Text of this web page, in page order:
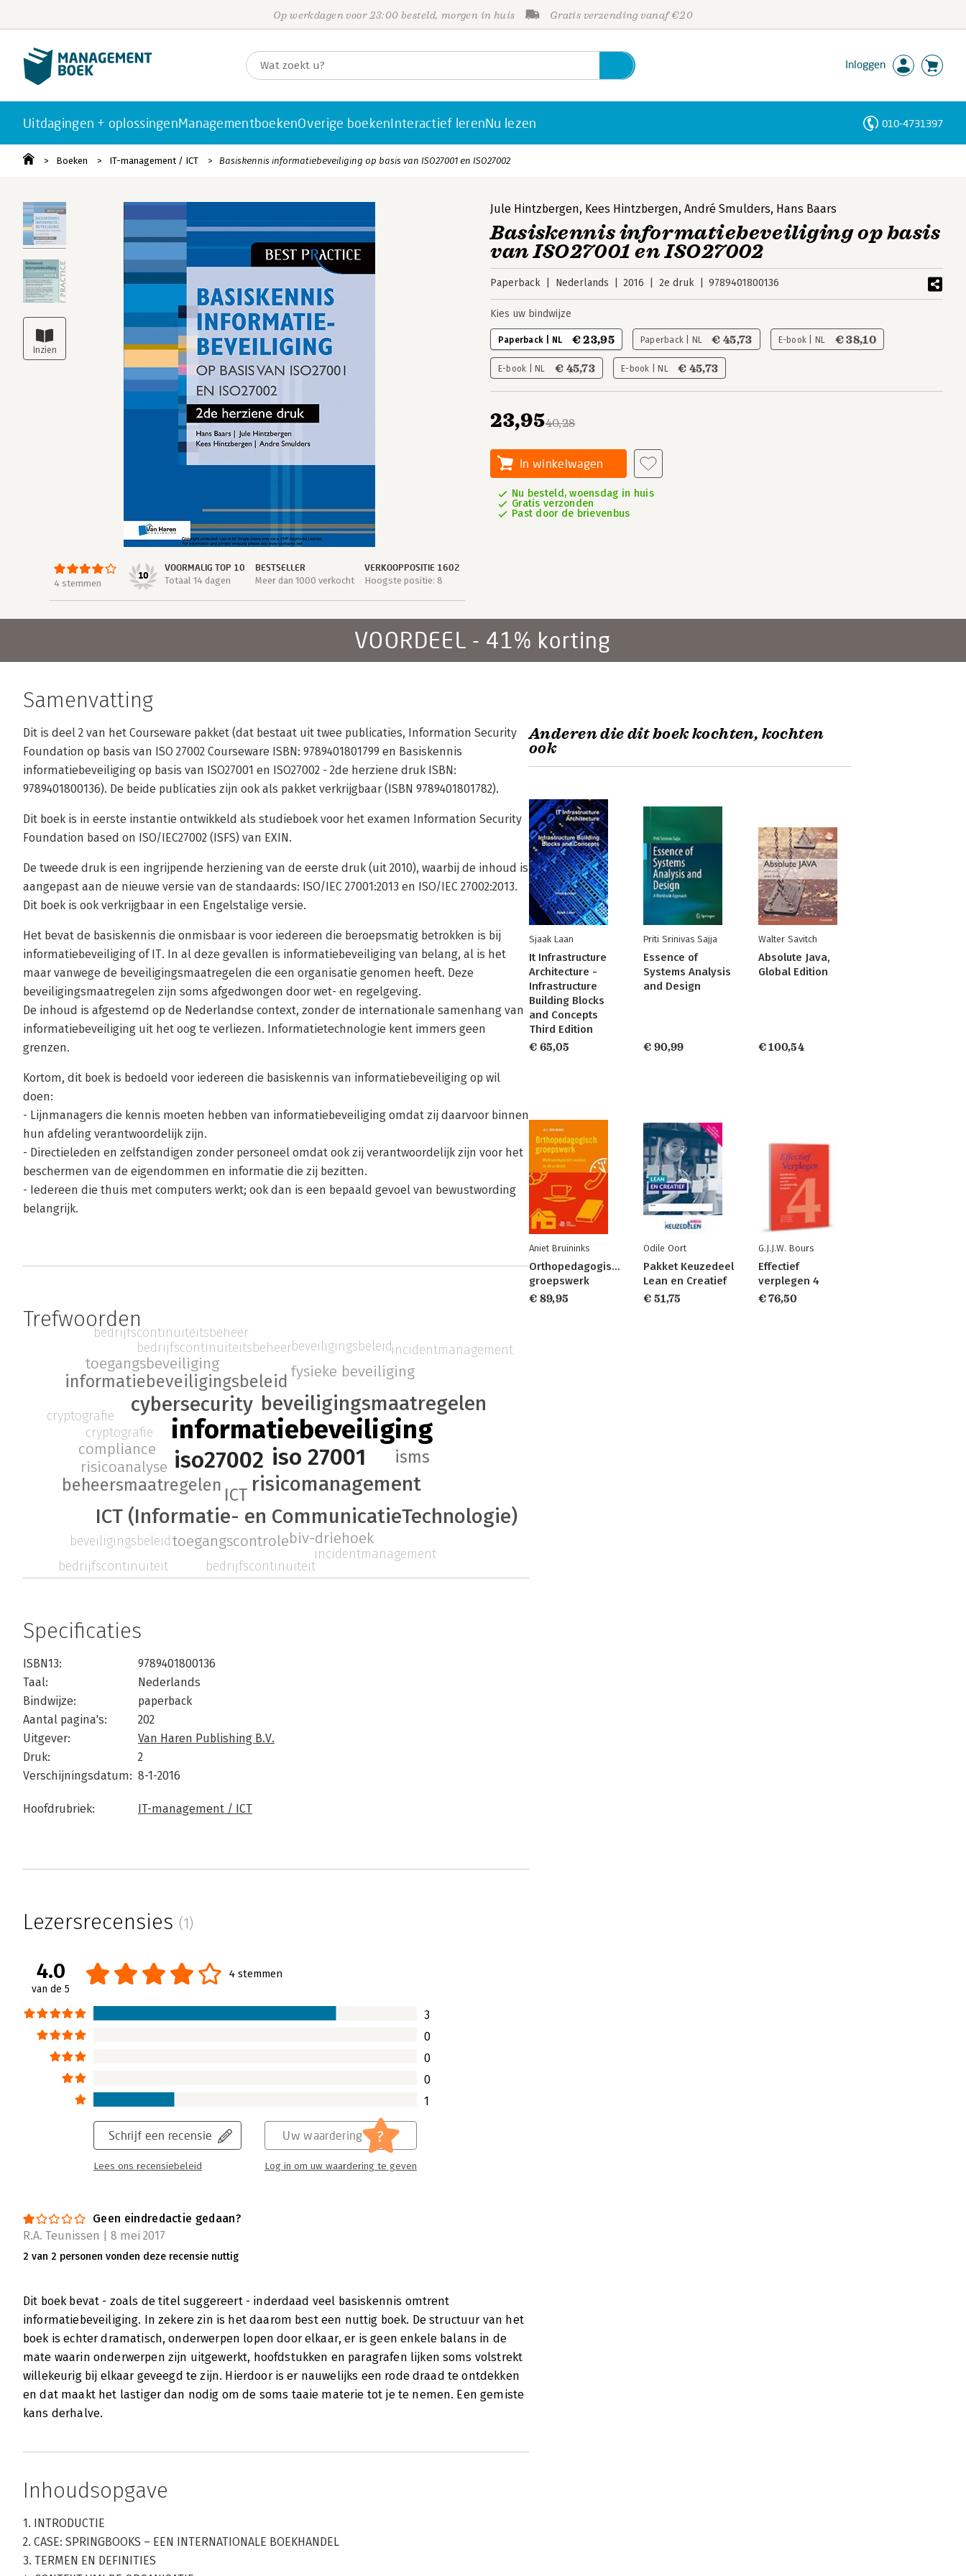
Op werkdagen voor 23:00 besteld, morgen in huis Gratis verzending vanaf €20
Inloggen
Uitdagingen + oplossingenManagementboekenOverige boekenInteractief lerenNu lezen 010-4731397
Boeken IT-management / ICT Basiskennis informatiebeveiliging op basis van ISO27001 en ISO27002
4 stemmen
10
VOORMALIG TOP 10
Totaal 14 dagen
BESTSELLER
Meer dan 1000 verkocht
VERKOOPPOSITIE 1602
Hoogste positie: 8
Jule Hintzbergen, Kees Hintzbergen, André Smulders, Hans Baars
Basiskennis informatiebeveiliging op basis
van ISO27001 en ISO27002
Paperback Nederlands 2016 2e druk 9789401800136
Kies uw bindwijze
Paperback | NL € 23,95 Paperback | NL € 45,73 E-book | NL € 38,10
E-book | NL € 45,73 E-book | NL € 45,73
40,28
23,95
In winkelwagen
Nu besteld, woensdag in huis
Gratis verzonden
Past door de brievenbus
VOORDEEL - 41% korting
Samenvatting
Dit is deel 2 van het Courseware pakket (dat bestaat uit twee publicaties, Information Security
Foundation op basis van ISO 27002 Courseware ISBN: 9789401801799 en Basiskennis
informatiebeveiliging op basis van ISO27001 en ISO27002 - 2de herziene druk ISBN:
9789401800136). De beide publicaties zijn ook als pakket verkrijgbaar (ISBN 9789401801782).
Dit boek is in eerste instantie ontwikkeld als studieboek voor het examen Information Security
Foundation based on ISO/IEC27002 (ISFS) van EXIN.
De tweede druk is een ingrijpende herziening van de eerste druk (uit 2010), waarbij de inhoud is
aangepast aan de nieuwe versie van de standaards: ISO/IEC 27001:2013 en ISO/IEC 27002:2013.
Dit boek is ook verkrijgbaar in een Engelstalige versie.
Het bevat de basiskennis die onmisbaar is voor iedereen die beroepsmatig betrokken is bij
informatiebeveiliging of IT. In al deze gevallen is informatiebeveiliging van belang, al is het
maar vanwege de beveiligingsmaatregelen die een organisatie genomen heeft. Deze
beveiligingsmaatregelen zijn soms afgedwongen door wet- en regelgeving.
De inhoud is afgestemd op de Nederlandse context, zonder de internationale samenhang van
informatiebeveiliging uit het oog te verliezen. Informatietechnologie kent immers geen
grenzen.
Kortom, dit boek is bedoeld voor iedereen die basiskennis van informatiebeveiliging op wil
doen:
- Lijnmanagers die kennis moeten hebben van informatiebeveiliging omdat zij daarvoor binnen
hun afdeling verantwoordelijk zijn.
- Directieleden en zelfstandigen zonder personeel omdat ook zij verantwoordelijk zijn voor het
beschermen van de eigendommen en informatie die zij bezitten.
- Iedereen die thuis met computers werkt; ook dan is een bepaald gevoel van bewustwording
belangrijk.
Trefwoorden
informatiebeveiliging
iso 27001
iso27002
risicomanagement
cybersecurity
ICT (Informatie- en CommunicatieTechnologie)
beveiligingsmaatregelen
ICT
beheersmaatregelen
informatiebeveiligingsbeleid
isms
risicoanalyse
fysieke beveiliging
biv-driehoek
toegangscontrole
compliance
toegangsbeveiliging
bedrijfscontinuïteitsbeheer
cryptografie
beveiligingsbeleid
incidentmanagement
bedrijfscontinuïteit
bedrijfscontinuïteitsbeheer
cryptografie
beveiligingsbeleid
incidentmanagement
bedrijfscontinuïteit
Specificaties
ISBN13:
9789401800136
Taal:
Nederlands
Bindwijze:
paperback
Aantal pagina's:
202
Uitgever:
Van Haren Publishing B.V.
Druk:
2
Verschijningsdatum: 8-1-2016
Hoofdrubriek: IT-management / ICT
Lezersrecensies (1)
4.0
van de 5
4 stemmen
3
0
0
0
1
Schrijf een recensie
Lees ons recensiebeleid
Uw waardering ?
Log in om uw waardering te geven
Geen eindredactie gedaan?
R.A. Teunissen | 8 mei 2017
2 van 2 personen vonden deze recensie nuttig
Dit boek bevat - zoals de titel suggereert - inderdaad veel basiskennis omtrent
informatiebeveiliging. In zekere zin is het daarom best een nuttig boek. De structuur van het
boek is echter dramatisch, onderwerpen lopen door elkaar, er is geen enkele balans in de
mate waarin onderwerpen zijn uitgewerkt, hoofdstukken en paragrafen lijken soms volstrekt
willekeurig bij elkaar geveegd te zijn. Hierdoor is er nauwelijks een rode draad te ontdekken
en dat maakt het lastiger dan nodig om de soms taaie materie tot je te nemen. Een gemiste
kans derhalve.
Inhoudsopgave
1. INTRODUCTIE
2. CASE: SPRINGBOOKS – EEN INTERNATIONALE BOEKHANDEL
3. TERMEN EN DEFINITIES
Anderen die dit boek kochten, kochten
ook
Sjaak Laan
It Infrastructure
Architecture -
Infrastructure
Building Blocks
and Concepts
Third Edition
€ 65,05
Priti Srinivas Sajja
Essence of
Systems Analysis
and Design
€ 90,99
Walter Savitch
Absolute Java,
Global Edition
€ 100,54
Aniet Bruininks
Orthopedagogisch
groepswerk
€ 89,95
Odile Oort
Pakket Keuzedeel
Lean en Creatief
€ 51,75
G.J.J.W. Bours
Effectief
verplegen 4
€ 76,50
Personen